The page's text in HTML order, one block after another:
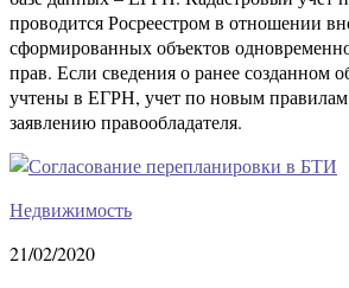
проводится Росреестром в отношении
сформированных объектов
прав. Если сведения о ранее созданном
учтены в ЕГРН, учет по новым
заявлению правообладателя.
Недвижимость
21/02/2020